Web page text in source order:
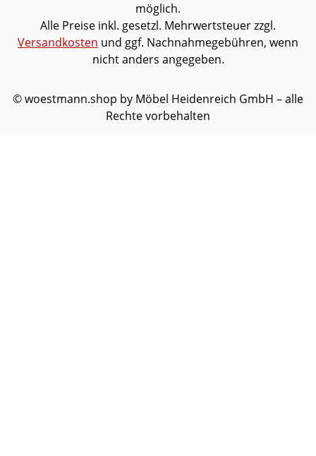
möglich.
Alle Preise inkl. gesetzl. Mehrwertsteuer zzgl.
Versandkosten und ggf. Nachnahmegebühren, wenn
nicht anders angegeben.
© woestmann.shop by Möbel Heidenreich GmbH – alle
Rechte vorbehalten